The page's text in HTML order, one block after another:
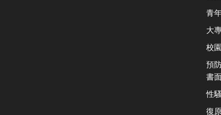
青
大
校
預
書
性
復